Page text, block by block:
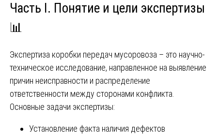
Часть I. Понятие и цели экспертизы
📊
Экспертиза коробки передач мусоровоза – это научно-
техническое исследование, направленное на выявление
причин неисправности и распределение
ответственности между сторонами конфликта.
Основные задачи экспертизы:
Установление факта наличия дефектов